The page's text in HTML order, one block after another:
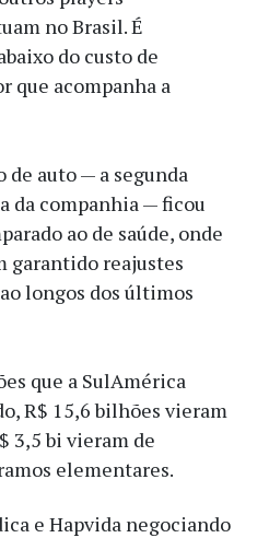
no Brasil. É
do custo de
que acompanha a
de auto — a segunda
da companhia — ficou
ao de saúde, onde
garantido reajustes
longos dos últimos
que a SulAmérica
R$ 15,6 bilhões vieram
3,5 bi vieram de
elementares.
e Hapvida negociando